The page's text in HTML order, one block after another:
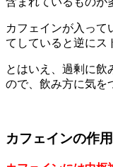
カフェインが入って
てしていると逆にス
とはいえ、 過剰に飲
ので、飲み方に気を
カフェインの作